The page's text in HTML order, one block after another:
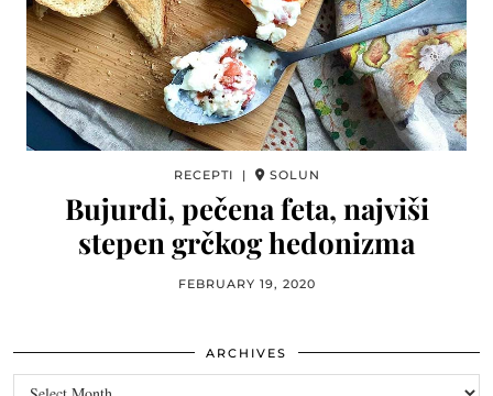
RECEPTI | SOLUN
Bujurdi, pečena feta, najviši
stepen grčkog hedonizma
FEBRUARY 19, 2020
ARCHIVES
Archives